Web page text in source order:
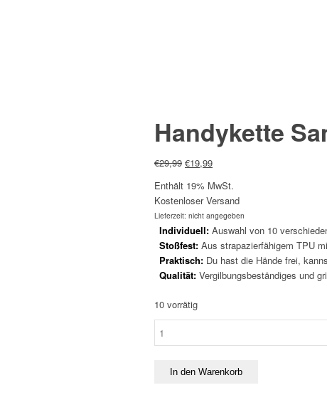
Handykette
€29,99 Ursprünglicher
war:
€29,99
€19,99Aktueller
ist:
€19,99.
Enthält 19% MwSt.
Kostenloser Versand
Lieferzeit: nicht angegeben
Individuell: Auswahl von 10
Stoßfest: Aus strapazierfähigem TPU
Praktisch: Du hast die Hände frei,
Qualität: Vergilbungsbeständiges und
10 vorrätig
In den Warenkorb